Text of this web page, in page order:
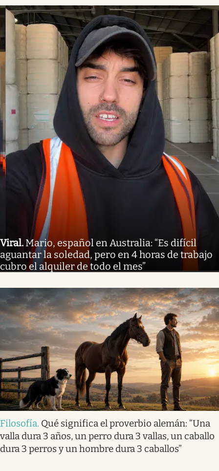
Viral. Mario, español en Australia: “Es difícil
aguantar la soledad, pero en 4 horas de trabajo
cubro el alquiler de todo el mes”
Filosofía. Qué significa el proverbio alemán: “Una
valla dura 3 años, un perro dura 3 vallas, un caballo
dura 3 perros y un hombre dura 3 caballos”